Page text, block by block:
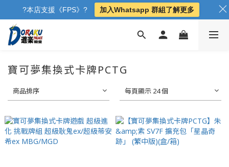
寶可夢集換式卡牌PCTG
商品排序 每頁顯示 24 個
?本店支援《FPS》? 加入Whatsapp 群組了解更多